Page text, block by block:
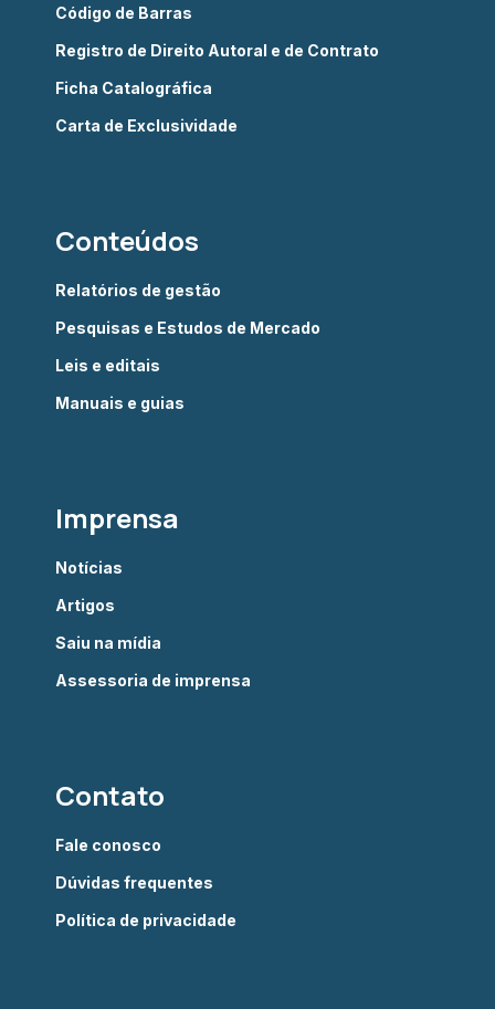
Código de Barras
Registro de Direito Autoral e de Contrato
Ficha Catalográfica
Carta de Exclusividade
Conteúdos
Relatórios de gestão
Pesquisas e Estudos de Mercado
Leis e editais
Manuais e guias
Imprensa
Notícias
Artigos
Saiu na mídia
Assessoria de imprensa
Contato
Fale conosco
Dúvidas frequentes
Política de privacidade